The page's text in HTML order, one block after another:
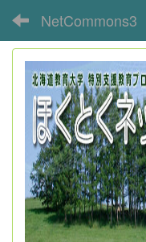
NetCommons3